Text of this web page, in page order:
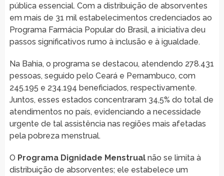
pública essencial. Com a distribuição de absorventes
em mais de 31 mil estabelecimentos credenciados ao
Programa Farmácia Popular do Brasil, a iniciativa deu
passos significativos rumo à inclusão e à igualdade.
Na Bahia, o programa se destacou, atendendo 278.431
pessoas, seguido pelo Ceará e Pernambuco, com
245.195 e 234.194 beneficiados, respectivamente.
Juntos, esses estados concentraram 34,5% do total de
atendimentos no país, evidenciando a necessidade
urgente de tal assistência nas regiões mais afetadas
pela pobreza menstrual.
O Programa Dignidade Menstrualnão se limita à
distribuição de absorventes; ele estabelece um